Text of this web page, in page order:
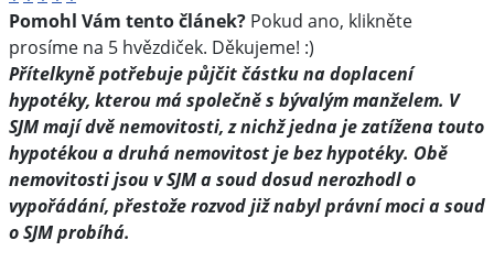
Pomohl Vám tento článek? Pokud ano, klikněte
prosíme na 5 hvězdiček. Děkujeme! :)
Přítelkyně potřebuje půjčit částku na doplacení
hypotéky, kterou má společně s bývalým manželem. V
SJM mají dvě nemovitosti, z nichž jedna je zatížena touto
hypotékou a druhá nemovitost je bez hypotéky. Obě
nemovitosti jsou v SJM a soud dosud nerozhodl o
vypořádání, přestože rozvod již nabyl právní moci a soud
o SJM probíhá.